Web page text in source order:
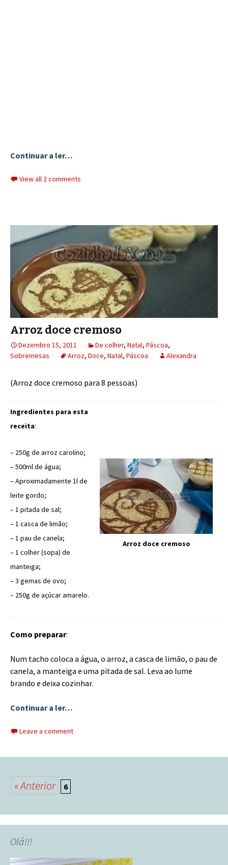
Continuar a ler…
View all 2 comments
Arroz doce cremoso
Dezembro 15, 2011 De colher, Natal, Páscoa,
Sobremesas
Arroz, Doce, Natal, Páscoa Alexandra
(Arroz doce cremoso para 8 pessoas)
Ingredientes para esta
receita:
– 250g de arroz carolino;
– 500ml de água;
– Aproximadamente 1l de
leite gordo;
– 1 pitada de sal;
– 1 casca de limão;
– 1 pau de canela;
– 1 colher (sopa) de
manteiga;
– 3 gemas de ovo;
– 250g de açúcar amarelo.
Arroz doce cremoso
Como preparar:
Num tacho coloca a água, o arroz, a casca de limão, o pau de
canela, a manteiga e uma pitada de sal. Leva ao lume
brando e deixa cozinhar.
Continuar a ler…
Leave a comment
Posts
navigation
« Anterior 6
Olá!!!